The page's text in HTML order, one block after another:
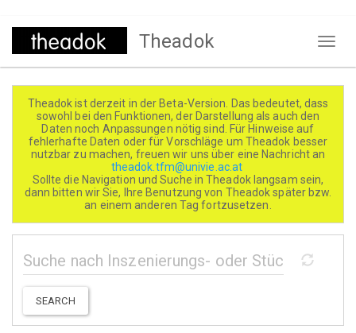
Direkt
Theadok
Theadok ist derzeit in der Beta-Version. Das bedeutet, dass
sowohl bei den Funktionen, der Darstellung als auch den
Daten noch Anpassungen nötig sind. Für Hinweise auf
fehlerhafte Daten oder für Vorschläge um Theadok besser
nutzbar zu machen, freuen wir uns über eine Nachricht an
theadok.tfm@univie.ac.at
Sollte die Navigation und Suche in Theadok langsam sein,
dann bitten wir Sie, Ihre Benutzung von Theadok später bzw.
an einem anderen Tag fortzusetzen.
SEARCH